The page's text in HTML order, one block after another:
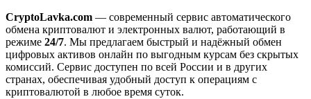
CryptoLavka.com — современный сервис автоматического
обмена криптовалют и электронных валют, работающий в
режиме 24/7. Мы предлагаем быстрый и надёжный обмен
цифровых активов онлайн по выгодным курсам без скрытых
комиссий. Сервис доступен по всей России и в других
странах, обеспечивая удобный доступ к операциям с
криптовалютой в любое время суток.